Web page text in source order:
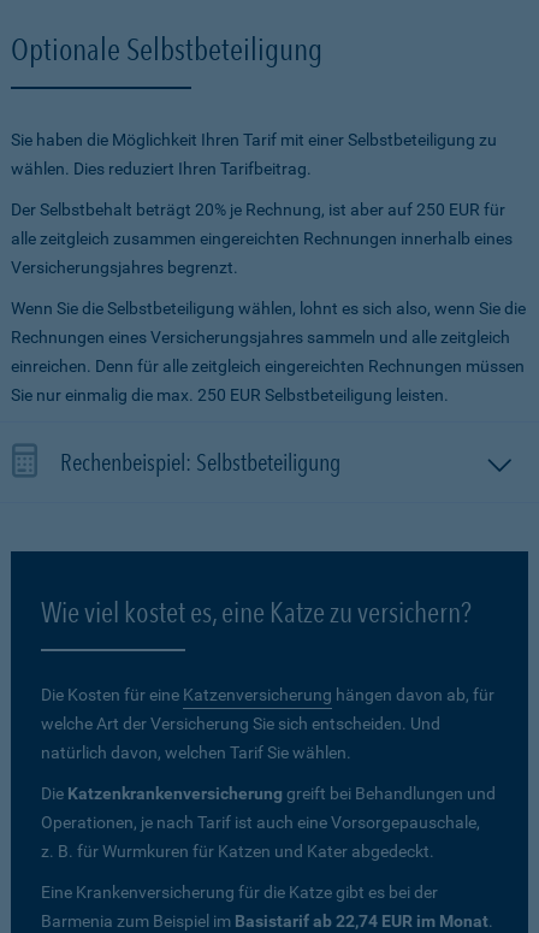
Optionale Selbstbeteiligung
Sie haben die Möglichkeit Ihren Tarif mit einer Selbstbeteiligung zu
wählen. Dies reduziert Ihren Tarifbeitrag.
Der Selbstbehalt beträgt 20% je Rechnung, ist aber auf 250 EUR für
alle zeitgleich zusammen eingereichten Rechnungen innerhalb eines
Versicherungsjahres begrenzt.
Wenn Sie die Selbstbeteiligung wählen, lohnt es sich also, wenn Sie die
Rechnungen eines Versicherungsjahres sammeln und alle zeitgleich
einreichen. Denn für alle zeitgleich eingereichten Rechnungen müssen
Sie nur einmalig die max. 250 EUR Selbstbeteiligung leisten.
Rechenbeispiel: Selbstbeteiligung
Wie viel kostet es, eine Katze zu versichern?
Die Kosten für eine Katzenversicherung hängen davon ab, für
welche Art der Versicherung Sie sich entscheiden. Und
natürlich davon, welchen Tarif Sie wählen.
Die Katzenkrankenversicherung greift bei Behandlungen und
Operationen, je nach Tarif ist auch eine Vorsorgepauschale,
z. B. für Wurmkuren für Katzen und Kater abgedeckt.
Eine Krankenversicherung für die Katze gibt es bei der
Barmenia zum Beispiel im Basistarif ab 22,74 EUR im Monat.